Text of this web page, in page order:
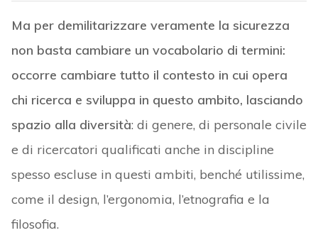
Ma per demilitarizzare veramente la sicurezza
non basta cambiare un vocabolario di termini:
occorre cambiare tutto il contesto in cui opera
chi ricerca e sviluppa in questo ambito, lasciando
spazio alla diversità: di genere, di personale civile
e di ricercatori qualificati anche in discipline
spesso escluse in questi ambiti, benché utilissime,
come il design, l’ergonomia, l’etnografia e la
filosofia.